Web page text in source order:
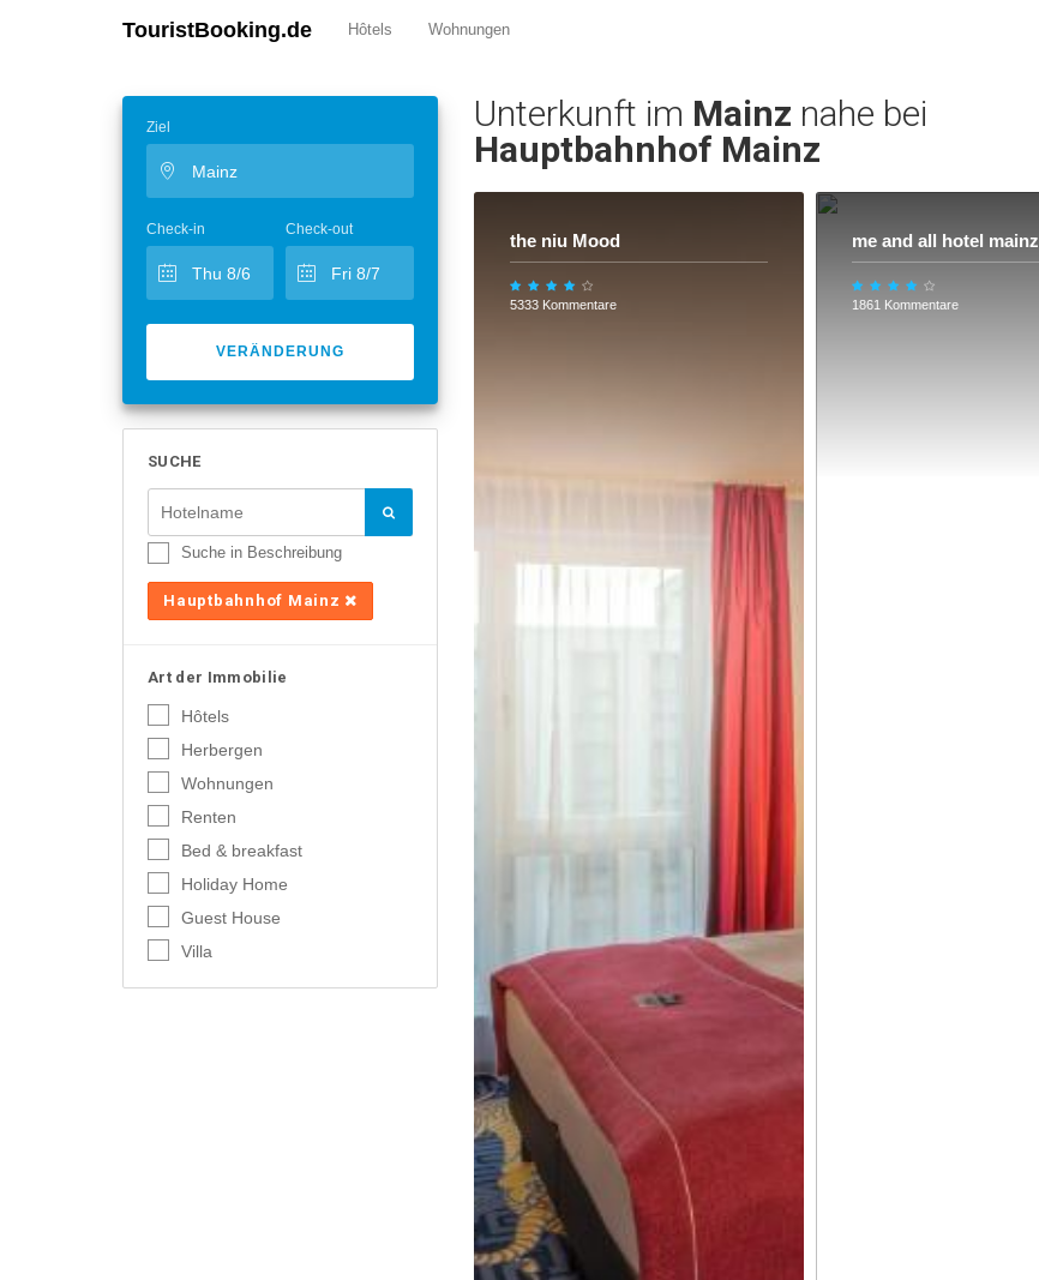
TouristBooking.de Hôtels Wohnungen
Ziel
Check-in Check-out
VERÄNDERUNG
SUCHE
Suche in Beschreibung
Hauptbahnhof Mainz
Art der Immobilie
Hôtels
Herbergen
Wohnungen
Renten
Bed & breakfast
Holiday Home
Guest House
Villa
Unterkunft im Mainz nahe bei
Hauptbahnhof Mainz
the niu Mood
5333 Kommentare
me and all hotel mainz
1861 Kommentare